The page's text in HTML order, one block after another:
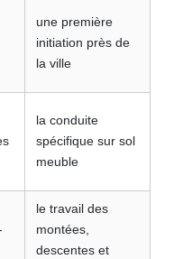
une première
initiation près de
la ville
la conduite
spécifique sur sol
meuble
le travail des
montées,
descentes et